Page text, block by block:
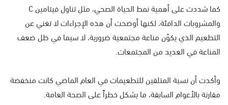
كما شددت على أهمية نمط الحياة الصحي، مثل تناول فيتامين C
والمشروبات الدافئة، لكنها أوضحت أن هذه الإجراءات لا تغني عن
التطعيم الذي يكوّن مناعة مجتمعية ضرورية، لا سيما في ظل ضعف
المناعة في العديد من المجتمعات.
وأكدت أن نسبة المتلقين للتطعيمات في العام الماضي كانت منخفضة
مقارنة بالأعوام السابقة، ما يشكل خطراً على الصحة العامة.